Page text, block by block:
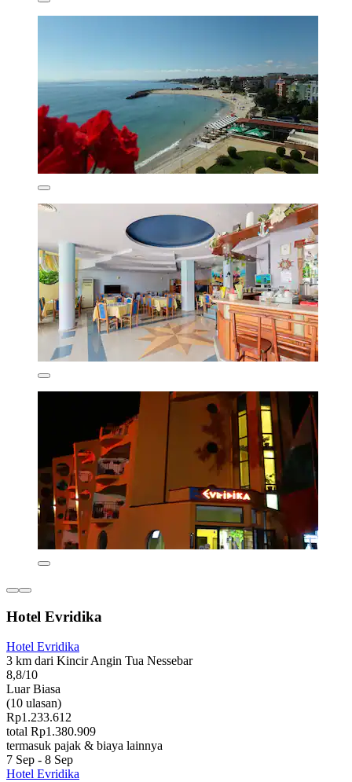
Hotel Evridika
Hotel Evridika
3 km dari Kincir Angin Tua Nessebar
8,8/10
Luar Biasa
(10 ulasan)
Rp1.233.612
total Rp1.380.909
termasuk pajak & biaya lainnya
7 Sep - 8 Sep
Hotel Evridika